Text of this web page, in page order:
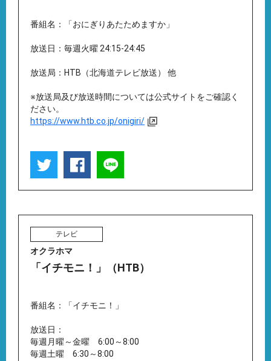
番組名：「おにぎりあたためますか」
放送日：毎週火曜 24:15-24:45
放送局：HTB（北海道テレビ放送） 他
※放送局及び放送時間については公式サイトをご確認く
ださい。
https://www.htb.co.jp/onigiri/
テレビ
オクラホマ
「イチモニ！」（HTB）
番組名：「イチモニ！」
放送日：
毎週月曜～金曜 6:00～8:00
毎週土曜 6:30～8:00